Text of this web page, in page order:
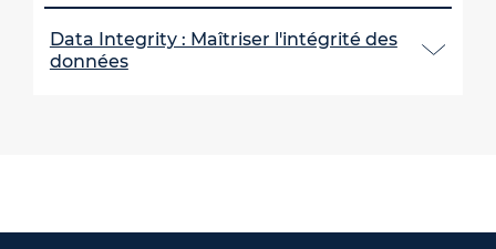
Data Integrity : Maîtriser l'intégrité des
données